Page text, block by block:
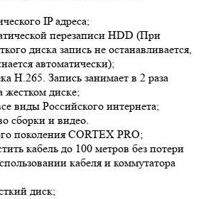
IP адреса;
перезаписи HDD (При
диска запись не останавливается,
автоматически);
H.265. Запись занимает в 2 раза
жестком диске;
виды Российского интернета;
сборки и видео.
поколения CORTEX PRO;
кабель до 100 метров без потери
кабеля и коммутатора
диск;